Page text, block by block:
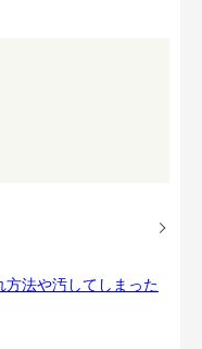
法や汚してしまった